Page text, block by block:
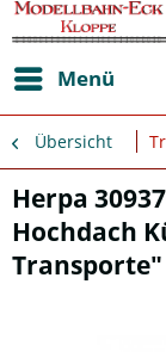
Menü
Übersicht
Herpa
Hochdach
Transporte"